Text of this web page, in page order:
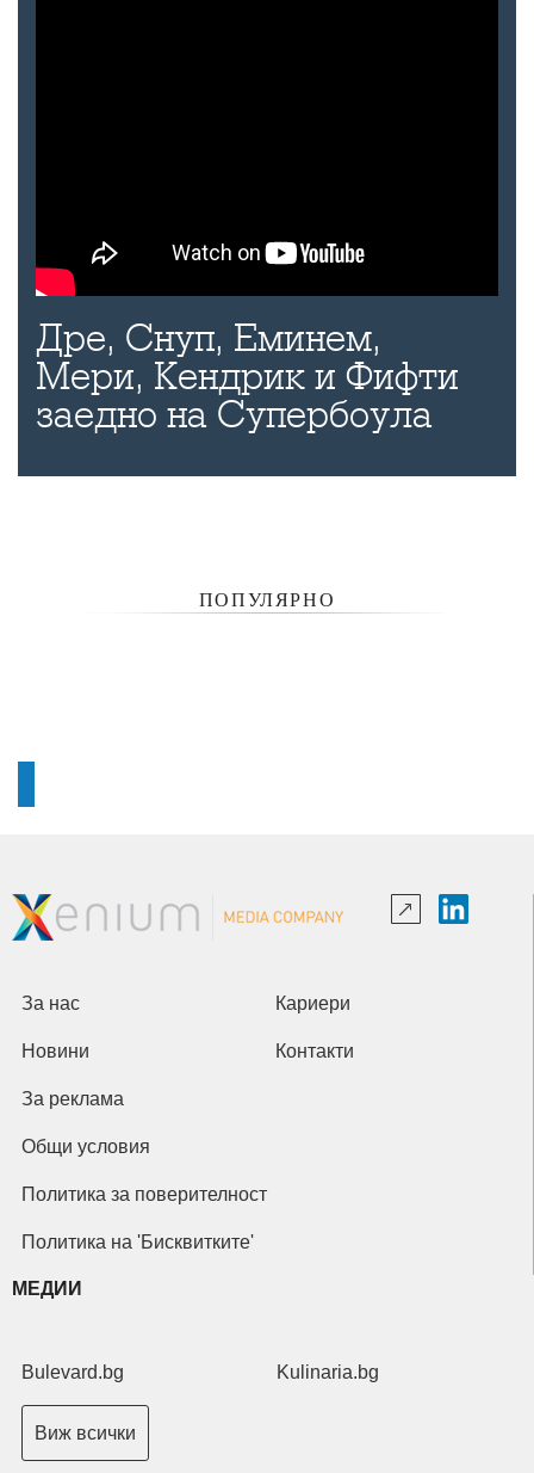
Дре, Снуп, Еминем,
Мери, Кендрик и Фифти
заедно на Супербоула
ПОПУЛЯРНО
За нас Кариери
Новини Контакти
За реклама
Общи условия
Политика за поверителност
Политика на 'Бисквитките'
МЕДИИ
Bulevard.bg Kulinaria.bg
Виж всички